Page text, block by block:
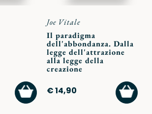
AGGIUNGI
AL
CARRELLO
Joe Vitale
Il paradigma
dell'abbondanza. Dalla
legge dell'attrazione
alla legge della
creazione
€ 14,90
AL